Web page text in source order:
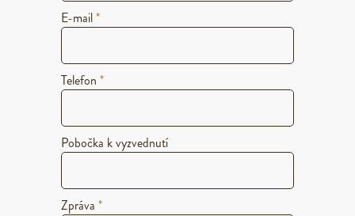
E-mail*
Telefon *
Pobočka k vyzvednutí
Zpráva *